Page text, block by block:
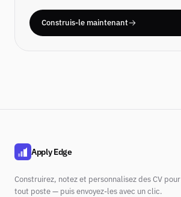
Construis-le maintenant
Apply Edge
Construirez, notez et personnalisez des CV pour
tout poste — puis envoyez-les avec un clic.